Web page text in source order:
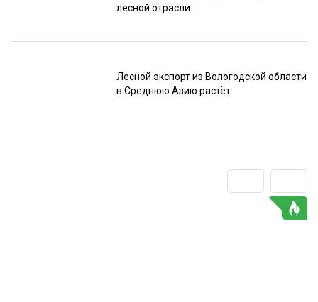
лесной отрасли
Лесной экспорт из Вологодской области
в Среднюю Азию растёт